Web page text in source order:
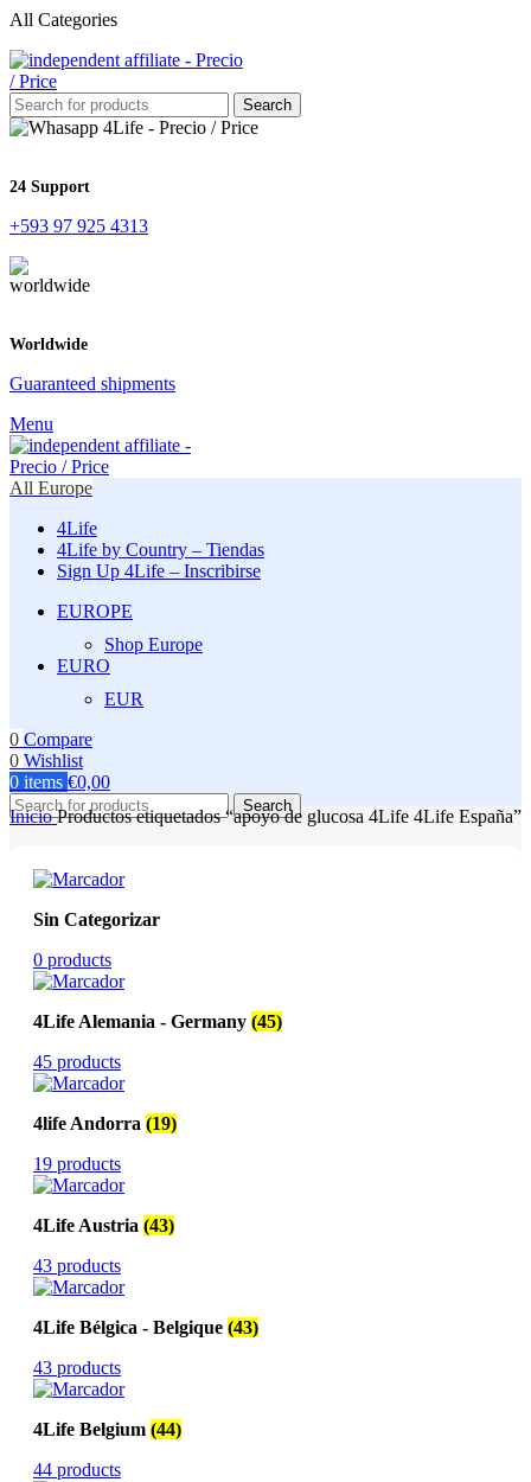
All Categories
Search
24 Support
+593 97 925 4313
Worldwide
Guaranteed shipments
Menu
All Europe
4Life
4Life by Country – Tiendas
Sign Up 4Life – Inscribirse
EUROPE
Shop Europe
EURO
EUR
0 Compare
0 Wishlist
0 items €0,00
Search
InicioProductos etiquetados “apoyo de glucosa 4Life 4Life España”
Sin Categorizar
0 products
4Life Alemania - Germany (45)
45 products
4life Andorra (19)
19 products
4Life Austria (43)
43 products
4Life Bélgica - Belgique (43)
43 products
4Life Belgium (44)
44 products